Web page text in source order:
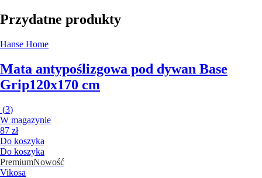
Przydatne produkty
Hanse Home
Mata antypoślizgowa pod dywan Base
Grip120x170 cm
(3)
W magazynie
87 zł
Do koszyka
Do koszyka
PremiumNowość
Vikosa